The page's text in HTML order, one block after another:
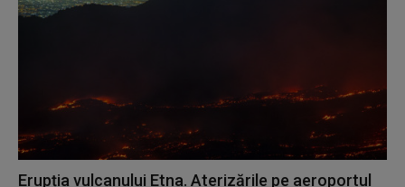
Erupția vulcanului Etna. Aterizările pe aeroportul